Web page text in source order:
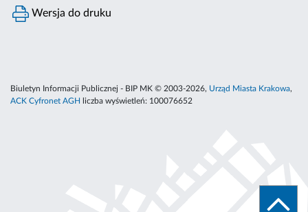
Wersja do druku
Biuletyn Informacji Publicznej - BIP MK © 2003-2026, Urząd Miasta Krakowa,
ACK Cyfronet AGH
liczba wyświetleń: 100076652